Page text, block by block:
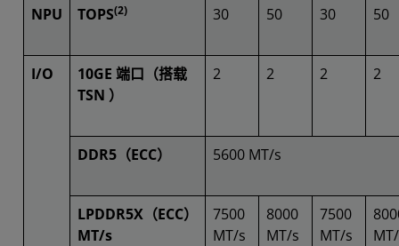
NPU TOPS(2) 30 50 30 50
I/O
10GE 端口（搭载
TSN ）
2 2 2 2
DDR5（ECC） 5600 MT/s
LPDDR5X（ECC）
MT/s
7500
MT/s
8000
MT/s
7500
MT/s